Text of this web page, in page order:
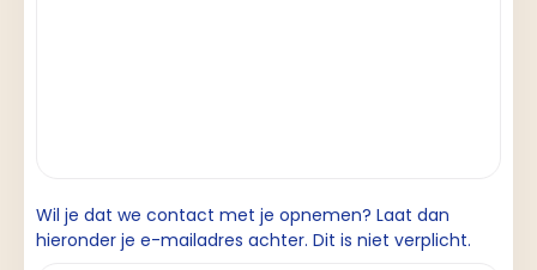
Wil je dat we contact met je opnemen? Laat dan
hieronder je e-mailadres achter. Dit is niet verplicht.